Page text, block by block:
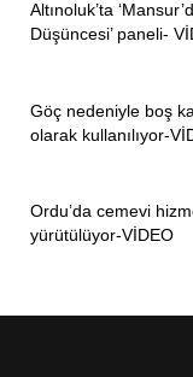
Altınoluk’ta
Düşüncesi’ paneli-
Göç nedeniyle boş
olarak kullanılıyor-
Ordu’da cemevi
yürütülüyor-VİDEO